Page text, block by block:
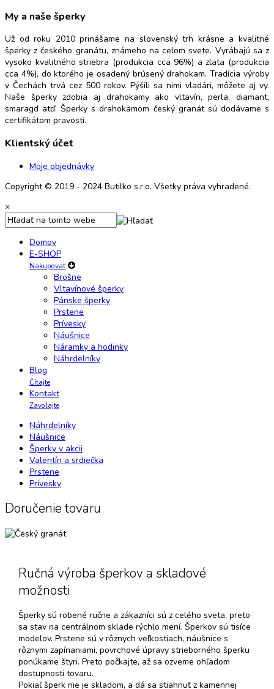
My a naše šperky
Už od roku 2010 prinášame na slovenský trh krásne a kvalitné
šperky z českého granátu, známeho na celom svete. Vyrábajú sa z
vysoko kvalitného striebra (produkcia cca 96%) a zlata (produkcia
cca 4%), do ktorého je osadený brúsený drahokam. Tradícia výroby
v Čechách trvá cez 500 rokov. Pýšili sa nimi vladári, môžete aj vy.
Naše šperky zdobia aj drahokamy ako vltavín, perla, diamant,
smaragd atď. Šperky s drahokamom český granát sú dodávame s
certifikátom pravosti.
Klientský účet
Moje objednávky
Copyright © 2019 - 2024 Butilko s.r.o. Všetky práva vyhradené.
×
Domov
E-SHOP
Nakupovať
Brošne
Vltavínové šperky
Pánske šperky
Prstene
Prívesky
Náušnice
Náramky a hodinky
Náhrdelníky
Blog
Čítajte
Kontakt
Zavolajte
Náhrdelníky
Náušnice
Šperky v akcii
Valentín a srdiečka
Prstene
Prívesky
Doručenie tovaru
Ručná výroba šperkov a skladové
možnosti
Šperky sú robené ručne a zákazníci sú z celého sveta, preto
sa stav na centrálnom sklade rýchlo mení. Šperkov sú tisíce
modelov. Prstene sú v rôznych veľkostiach, náušnice s
rôznymi zapínaniami, povrchové úpravy strieborného šperku
ponúkame štyri. Preto počkajte, až sa ozveme ohľadom
dostupnosti tovaru.
Pokiaľ šperk nie je skladom, a dá sa stiahnuť z kamennej